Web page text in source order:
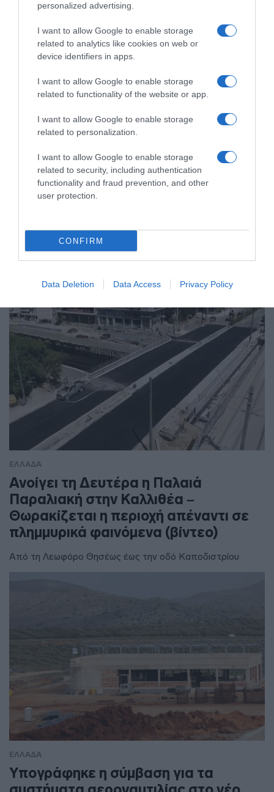
personalized advertising.
I want to allow Google to enable storage
related to analytics like cookies on web or
device identifiers in apps.
I want to allow Google to enable storage
related to functionality of the website or app.
I want to allow Google to enable storage
related to personalization.
I want to allow Google to enable storage
related to security, including authentication
functionality and fraud prevention, and other
user protection.
CONFIRM
Data Deletion Data Access Privacy Policy
ΕΛΛΑΔΑ
ΕΛΛΑΔΑ
Ανοίγει τη Δευτέρα η Παλαιά
Παραλιακή στην Καλλιθέα –
Θωρακίζεται η περιοχή απέναντι σε
πλημμυρικά φαινόμενα (βίντεο)
Από τη Λεωφόρο Θησέως έως την οδό Καποδιστρίου
ΕΛΛΑΔΑ
Υπογράφηκε η σύμβαση για τα